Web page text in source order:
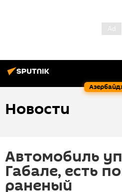
Новости
Автомобиль
Габале, есть
раненый